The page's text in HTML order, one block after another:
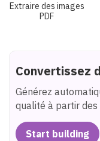
Extraire des images
PDF
Convertissez
Générez
qualité à partir des
Start building